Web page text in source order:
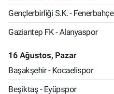
Gençlerbirliği S.K. - Fenerbahçe
Gaziantep FK - Alanyaspor
16 Ağustos, Pazar
Başakşehir - Kocaelispor
Beşiktaş - Eyüpspor